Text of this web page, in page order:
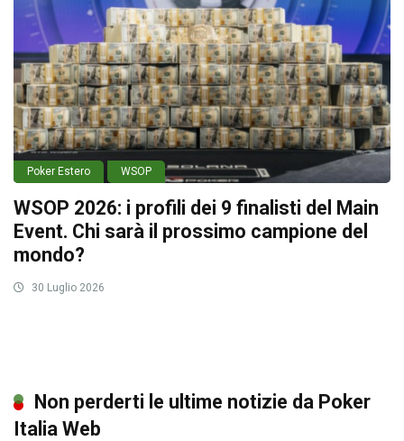
Poker Estero WSOP
WSOP 2026: i profili dei 9 finalisti del Main
Event. Chi sarà il prossimo campione del
mondo?
30 Luglio 2026
Non perderti le ultime notizie da Poker
Italia Web